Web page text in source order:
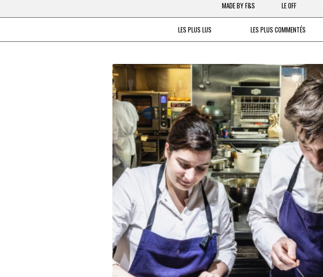
MADE BY F&S
CHEFS & ACTUALITÉS
À LA PETITE CUILLÈRE
DESTIN DE FEMME
V…DE VOYAGE
LE OFF
LES PLUS LUS LES PLUS COMMENTÉS